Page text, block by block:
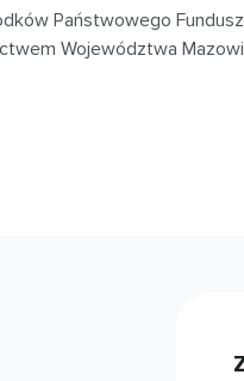
Państwowego
Województwa